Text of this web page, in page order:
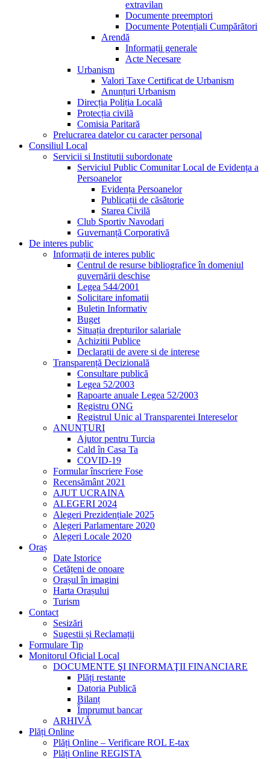
extravilan
Documente preemptori
Documente Potențiali Cumpărători
Arendă
Informații generale
Acte Necesare
Urbanism
Valori Taxe Certificat de Urbanism
Anunțuri Urbanism
Direcția Poliția Locală
Protecția civilă
Comisia Paritară
Prelucrarea datelor cu caracter personal
Consiliul Local
Servicii si Institutii subordonate
Serviciul Public Comunitar Local de Evidența a
Persoanelor
Evidența Persoanelor
Publicații de căsătorie
Starea Civilă
Club Sportiv Navodari
Guvernanță Corporativă
De interes public
Informații de interes public
Centrul de resurse bibliografice în domeniul
guvernării deschise
Legea 544/2001
Solicitare infomatii
Buletin Informativ
Buget
Situația drepturilor salariale
Achizitii Publice
Declarații de avere si de interese
Transparență Decizională
Consultare publică
Legea 52/2003
Rapoarte anuale Legea 52/2003
Registru ONG
Registrul Unic al Transparentei Intereselor
ANUNȚURI
Ajutor pentru Turcia
Cald în Casa Ta
COVID-19
Formular înscriere Fose
Recensământ 2021
AJUT UCRAINA
ALEGERI 2024
Alegeri Prezidențiale 2025
Alegeri Parlamentare 2020
Alegeri Locale 2020
Oraș
Date Istorice
Cetățeni de onoare
Orașul în imagini
Harta Orașului
Turism
Contact
Sesizări
Sugestii și Reclamații
Formulare Tip
Monitorul Oficial Local
DOCUMENTE ŞI INFORMAŢII FINANCIARE
Plăți restante
Datoria Publică
Bilanț
Împrumut bancar
ARHIVĂ
Plăți Online
Plăți Online – Verificare ROL E-tax
Plăți Online REGISTA